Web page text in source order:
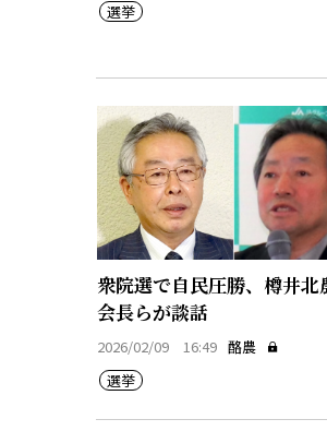
選挙
衆院選で自民圧勝、樽井北
会長らが談話
2026/02/09 16:49 酪農
選挙